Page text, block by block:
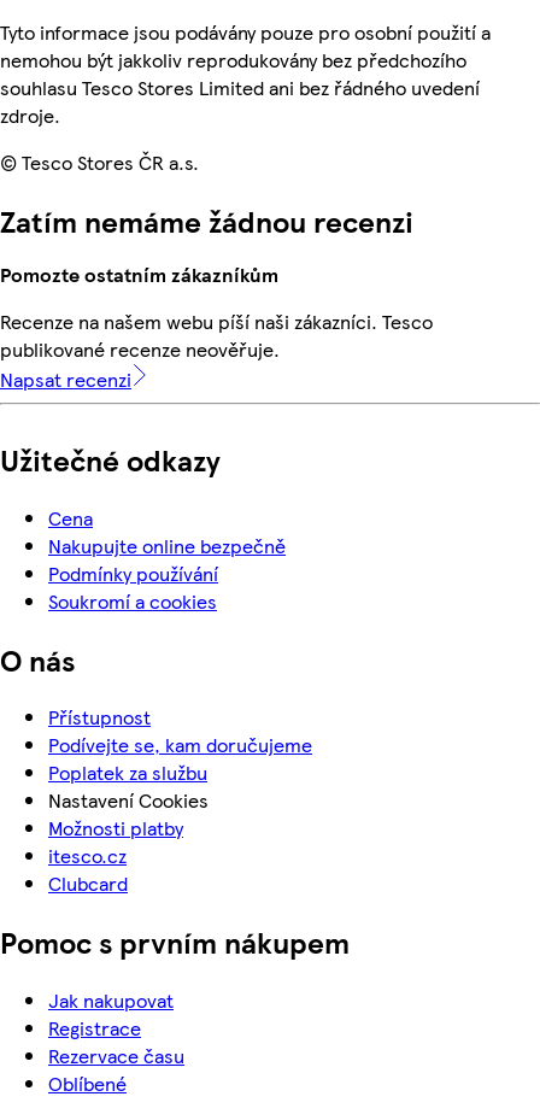
Tyto informace jsou podávány pouze pro osobní použití a
nemohou být jakkoliv reprodukovány bez předchozího
souhlasu Tesco Stores Limited ani bez řádného uvedení
zdroje.
© Tesco Stores ČR a.s.
Zatím nemáme žádnou recenzi
Pomozte ostatním zákazníkům
Recenze na našem webu píší naši zákazníci. Tesco
publikované recenze neověřuje.
Napsat recenzi
Užitečné odkazy
Cena
Nakupujte online bezpečně
Podmínky používání
Soukromí a cookies
O nás
Přístupnost
Podívejte se, kam doručujeme
Poplatek za službu
Nastavení Cookies
Možnosti platby
itesco.cz
Clubcard
Pomoc s prvním nákupem
Jak nakupovat
Registrace
Rezervace času
Oblíbené